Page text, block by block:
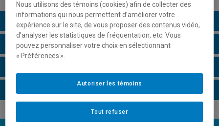
Description du cours
Horaire - Été 2026
Nous utilisons des témoins (cookies) afin de collecter des
informations qui nous permettent d’améliorer votre
expérience sur le site, de vous proposer des contenus vidéo,
d’analyser les statistiques de fréquentation, etc. Vous
pouvez personnaliser votre choix en sélectionnant
« Préférences ».
Tout refuser
Autoriser les témoins